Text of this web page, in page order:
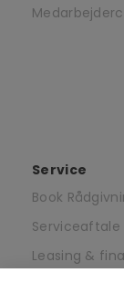
Service
Book
Serviceaftale
Leasing &
af elcykler